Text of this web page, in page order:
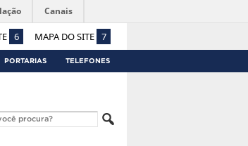
6 MAPA DO SITE 7
Canais
PORTARIAS TELEFONES